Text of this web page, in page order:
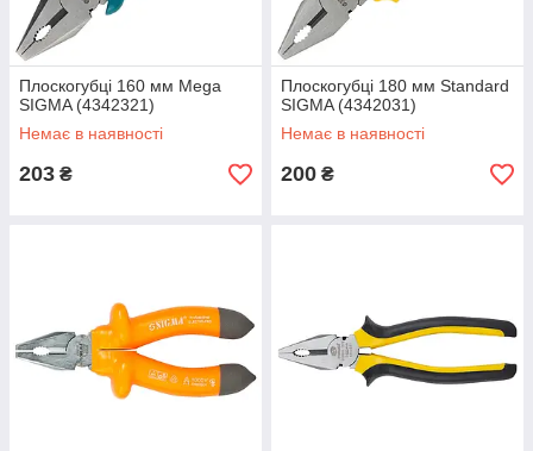
Плоскогубці 160 мм Mega
SIGMA (4342321)
Немає в наявності
203 ₴
Плоскогубці 180 мм Standard
SIGMA (4342031)
Немає в наявності
200 ₴